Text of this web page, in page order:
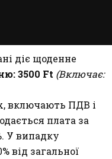
діє щоденне
3500 Ft (Включає:
включають ПДВ і
плата за
У випадку
від загальної